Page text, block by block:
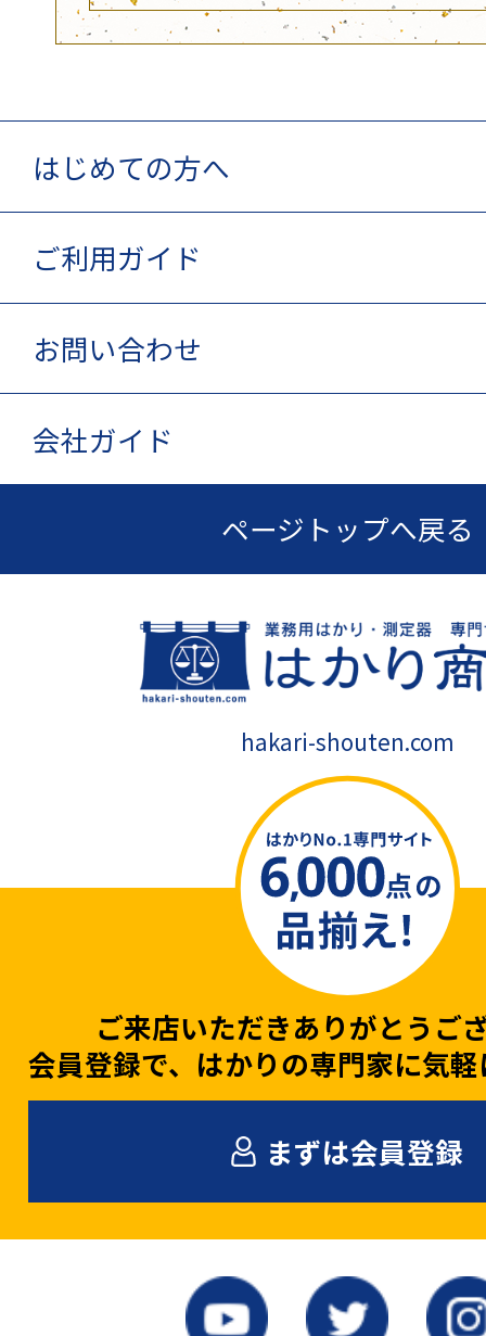
ご来店いただきありがとうご
会員登録で、はかりの専門家に気
まずは会員登録
はじめての方へ
ご利用ガイド
お問い合わせ
会社ガイド
ページトップへ戻る
hakari-shouten.com